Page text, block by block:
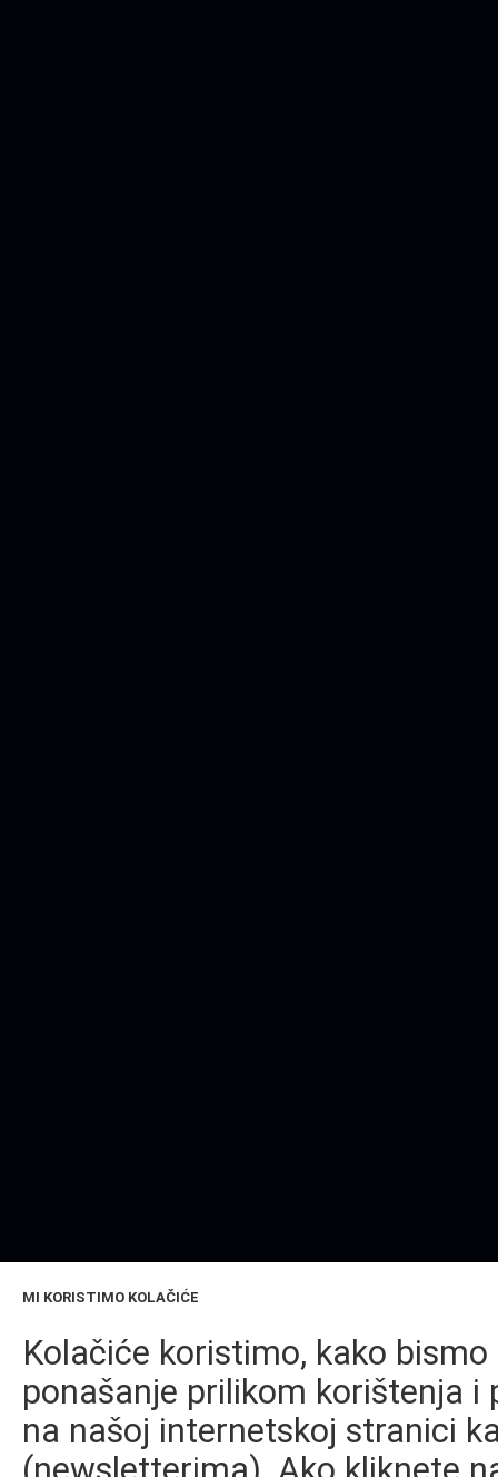
MI KORISTIMO KOLAČIĆE
Kolačiće koristimo, kako
ponašanje prilikom korištenja
na našoj internetskoj stranici